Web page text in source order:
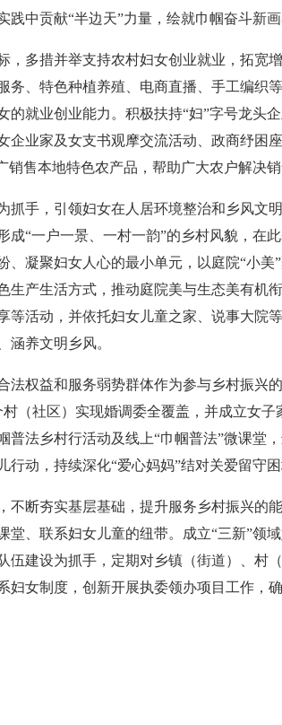
践中贡献“半边天”力量，绘就巾帼奋斗新画
，多措并举支持农村妇女创业就业，拓宽
务、特色种植养殖、电商直播、手工编织
的就业创业能力。积极扶持“妇”字号龙头
企业家及女支书观摩交流活动、政商纾困
销售本地特色农产品，帮助广大农户解决
抓手，引领妇女在人居环境整治和乡风文
成“一户一景、一村一韵”的乡村风貌，在
、凝聚妇女人心的最小单元，以庭院“小
生产生活方式，推动庭院美与生态美有机
等活动，并依托妇女儿童之家、说事大院
涵养文明乡风。
法权益和服务弱势群体作为参与乡村振兴
（社区）实现婚调委全覆盖，并成立女
普法乡村行活动及线上“巾帼普法”微课堂
行动，持续深化“爱心妈妈”结对关爱留守困
不断夯实基层基础，提升服务乡村振兴的
堂、联系妇女儿童的纽带。成立“三新”领
伍建设为抓手，定期对乡镇（街道）、村
妇女制度，创新开展执委领办项目工作，